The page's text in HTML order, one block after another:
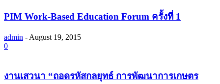
PIM Work-Based Education Forum ครั้งที่ 1
admin - August 19, 2015
0
งานเสวนา “ถอดรหัสกลยุทธ์ การพัฒนาการเกษตร